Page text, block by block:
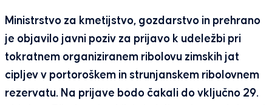
Ministrstvo za kmetijstvo, gozdarstvo in prehrano
je objavilo javni poziv za prijavo k udeležbi pri
tokratnem organiziranem ribolovu zimskih jat
cipljev v portoroškem in strunjanskem ribolovnem
rezervatu. Na prijave bodo čakali do vključno 29.